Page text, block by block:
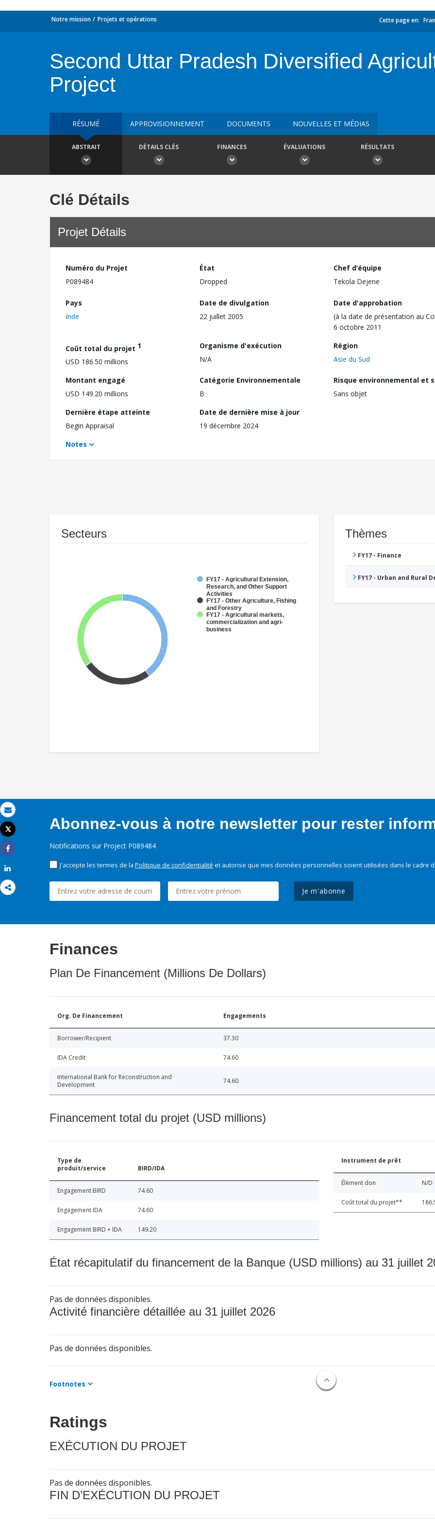
Email
Imprimer
Tweet
Share
Notre mission Projets et opérations Cette page en:
Second Uttar Pradesh Diversified
Project
RÉSUMÉ APPROVISIONNEMENT DOCUMENTS NOUVELLES ET MÉDIAS
ABSTRAIT DÉTAILS CLÉS FINANCES ÉVALUATIONS RÉSULTATS
Clé Détails
Projet Détails
Numéro du Projet
P089484
État
Dropped
Chef d’équipe
Tekola Dejene
Pays
Inde
Date de divulgation
22 juillet 2005
Date d'approbation
(à la date de présentation au
6 octobre 2011
Coût total du projet 1
USD 186.50 millions
Organisme d'exécution
N/A
Région
Asie du Sud
Montant engagé
USD 149.20 millions
Catégorie Environnementale
B
Risque environnemental et
Sans objet
Dernière étape atteinte
Begin Appraisal
Date de dernière mise à jour
19 décembre 2024
Notes
Secteurs
FY17 - Agricultural Extension,
Research, and Other Support
Activities
FY17 - Other Agriculture, Fishing
and Forestry
FY17 - Agricultural markets,
commercialization and agri-
business
Thèmes
FY17 - Finance
FY17 - Urban and Rural
Abonnez-vous à notre newsletter pour rester
Notifications sur Project P089484
J'accepte les termes de la Politique de confidentialité et autorise que mes données personnelles soient utilisées dans le cadre
Je m'abonne
Finances
Plan De Financement (Millions De Dollars)
Org. De Financement Engagements
Borrower/Recipient 37.30
IDA Credit 74.60
International Bank for Reconstruction and
Development
74.60
Financement total du projet (USD millions)
Type de
produit/service
BIRD/IDA
Engagement BIRD 74.60
Engagement IDA 74.60
Engagement BIRD + IDA 149.20
Instrument de prêt
Élément don N/D
Coût total du projet**
État récapitulatif du financement de la Banque (USD millions) au 31 juillet
Pas de données disponibles.
Activité financière détaillée au 31 juillet 2026
Pas de données disponibles.
Footnotes
Ratings
EXÉCUTION DU PROJET
Pas de données disponibles.
FIN D’EXÉCUTION DU PROJET